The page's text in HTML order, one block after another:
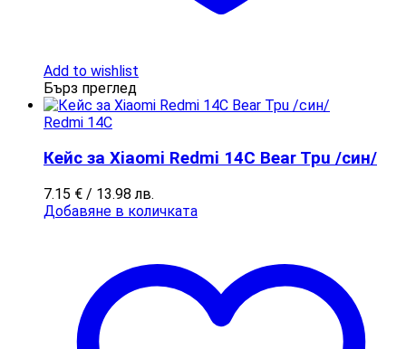
Add to wishlist
Бърз преглед
Redmi 14C
Кейс за Xiaomi Redmi 14C Bear Tpu /син/
7.15 € / 13.98 лв.
Добавяне в количката